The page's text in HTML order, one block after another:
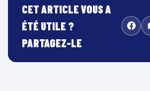
CET ARTICLE VOUS A
ÉTÉ UTILE ?
PARTAGEZ-LE